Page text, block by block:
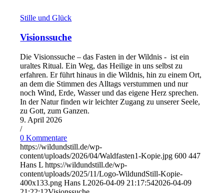
Stille und Glück
Visionssuche
Die Visionssuche – das Fasten in der Wildnis - ist ein
uraltes Ritual. Ein Weg, das Heilige in uns selbst zu
erfahren. Er führt hinaus in die Wildnis, hin zu einem Ort,
an dem die Stimmen des Alltags verstummen und nur
noch Wind, Erde, Wasser und das eigene Herz sprechen.
In der Natur finden wir leichter Zugang zu unserer Seele,
zu Gott, zum Ganzen.
9. April 2026
/
0 Kommentare
https://wildundstill.de/wp-
content/uploads/2026/04/Waldfasten1-Kopie.jpg 600 447
Hans L https://wildundstill.de/wp-
content/uploads/2025/11/Logo-WildundStill-Kopie-
400x133.png Hans L2026-04-09 21:17:542026-04-09